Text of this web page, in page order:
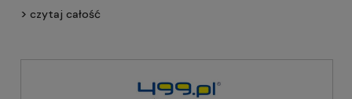
czytaj całość